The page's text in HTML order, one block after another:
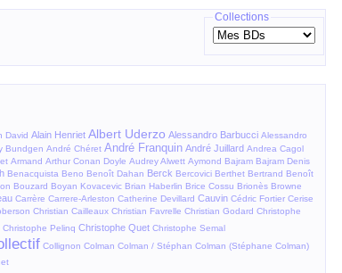
Collections
David Alain Henriet Albert Uderzo Alessandro Barbucci Alessandro
Bundgen André Chéret André Franquin André Juillard Andrea Cagol
Armand Arthur Conan Doyle Audrey Alwett Aymond Bajram Bajram Denis
Benacquista Beno Benoît Dahan Berck Bercovici Berthet Bertrand Benoît
Bouzard Boyan Kovacevic Brian Haberlin Brice Cossu Brionès Browne
Carrère Carrere-Arleston Catherine Devillard Cauvin Cédric Fortier Cerise
Christian Cailleaux Christian Favrelle Christian Godard Christophe
Christophe Pelinq Christophe Quet Christophe Semal
Collignon Colman Colman / Stéphan Colman (Stéphane Colman)